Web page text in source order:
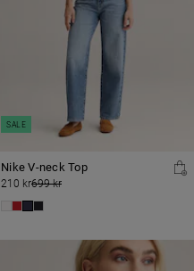
Nike V-neck Top
210 kr699 kr
SALE